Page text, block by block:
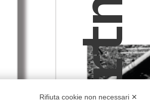
Rifiuta cookie non necessari ✕